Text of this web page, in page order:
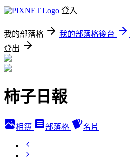
登入
我的部落格 我的部落格後台
登出
柿子日報
相簿 部落格 名片